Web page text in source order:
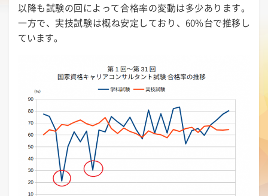
以降も試験の回によって合格率の変動は多少あります。
一方で、実技試験は概ね安定しており、60%台で推移し
ています。